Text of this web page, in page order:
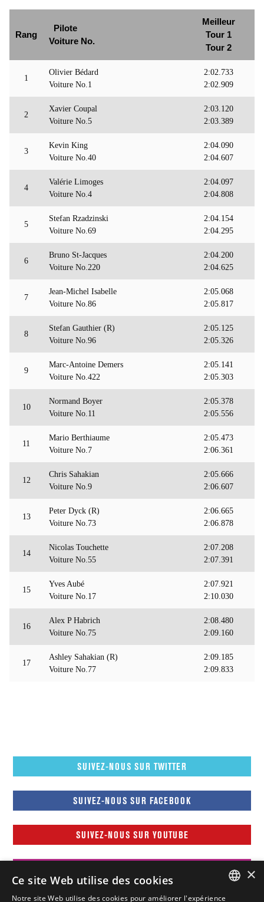
Rang
Pilote
Voiture No.
Meilleur
Tour 1
Tour 2
1
Olivier Bédard
Voiture No.1
2:02.733
2:02.909
2
Xavier Coupal
Voiture No.5
2:03.120
2:03.389
3
Kevin King
Voiture No.40
2:04.090
2:04.607
4
Valérie Limoges
Voiture No.4
2:04.097
2:04.808
5
Stefan Rzadzinski
Voiture No.69
2:04.154
2:04.295
6
Bruno St-Jacques
Voiture No.220
2:04.200
2:04.625
7
Jean-Michel Isabelle
Voiture No.86
2:05.068
2:05.817
8
Stefan Gauthier (R)
Voiture No.96
2:05.125
2:05.326
9
Marc-Antoine Demers
Voiture No.422
2:05.141
2:05.303
10
Normand Boyer
Voiture No.11
2:05.378
2:05.556
11
Mario Berthiaume
Voiture No.7
2:05.473
2:06.361
12
Chris Sahakian
Voiture No.9
2:05.666
2:06.607
13
Peter Dyck (R)
Voiture No.73
2:06.665
2:06.878
14
Nicolas Touchette
Voiture No.55
2:07.208
2:07.391
15
Yves Aubé
Voiture No.17
2:07.921
2:10.030
16
Alex P Habrich
Voiture No.75
2:08.480
2:09.160
17
Ashley Sahakian (R)
Voiture No.77
2:09.185
2:09.833
SUIVEZ-NOUS SUR TWITTER
SUIVEZ-NOUS SUR FACEBOOK
SUIVEZ-NOUS SUR YOUTUBE
×
Ce site Web utilise des cookies
Notre site Web utilise des cookies pour améliorer l'expérience